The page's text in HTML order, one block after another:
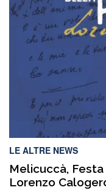
LE ALTRE NEWS
Melicuccà,
Lorenzo